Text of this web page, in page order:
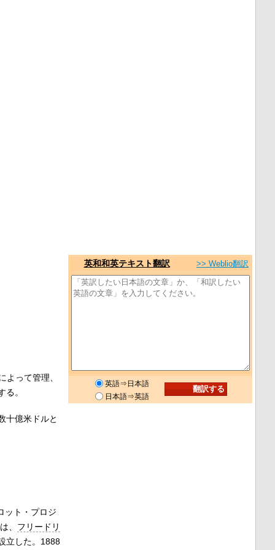
よって管理、
る。
十億米ドルと
ット・プロジ
、 フリードリ
立した。1888
英和和英テキスト翻訳 >> Weblio翻訳
英語⇒日本語
日本語⇒英語